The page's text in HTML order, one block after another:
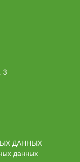
3
ДАННЫХ
данных